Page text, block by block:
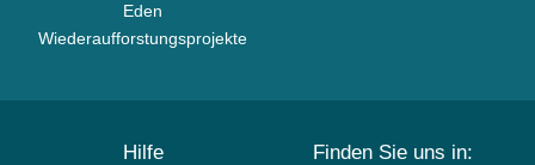
Eden
Wiederaufforstungsprojekte
Hilfe Finden Sie uns in: